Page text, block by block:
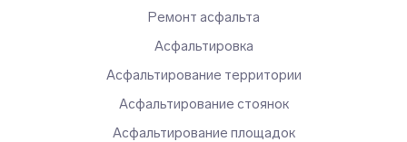
Ремонт асфальта
Асфальтировка
Асфальтирование территории
Асфальтирование стоянок
Асфальтирование площадок